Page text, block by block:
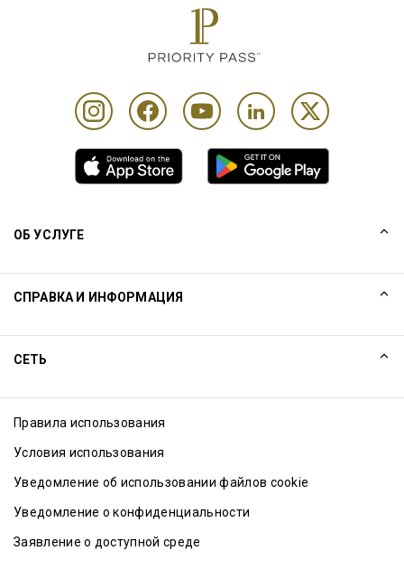
ОБ УСЛУГЕ
Excellence Awards
Блог
СПРАВКА И ИНФОРМАЦИЯ
СЕТЬ
Правила использования
Условия использования
Уведомление об использовании файлов cookie
Уведомление о конфиденциальности
Заявление о доступной среде